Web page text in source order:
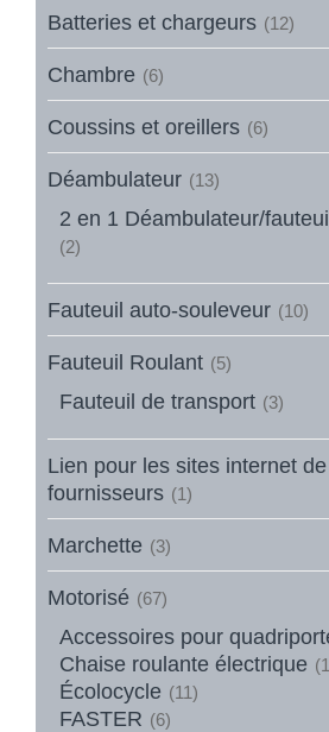
Batteries et chargeurs (12)
Chambre (6)
Coussins et oreillers (6)
Déambulateur (13)
2 en 1 Déambulateur/
(2)
Fauteuil auto-souleveur (10)
Fauteuil Roulant (5)
Fauteuil de transport (3)
Lien pour les sites internet
fournisseurs (1)
Marchette (3)
Motorisé (67)
Accessoires pour
Chaise roulante électrique
Écolocycle (11)
FASTER (6)